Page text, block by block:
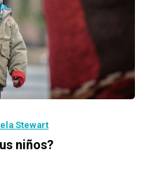
Stewart
niños?